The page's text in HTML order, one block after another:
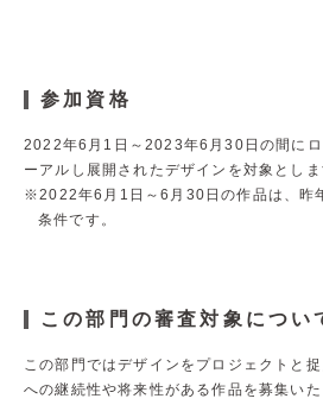
参加資格
2022年6月1日～2023年6月30日の間にロ
ーアルし展開されたデザインを対象としま
※2022年6月1日～6月30日の作品は、昨
条件です。
この部門の審査対象につい
この部門ではデザインをプロジェクトと
への継続性や将来性がある作品を募集いた